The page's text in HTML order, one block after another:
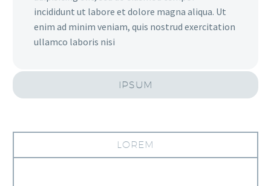
incididunt ut labore et dolore magna aliqua. Ut
enim ad minim veniam, quis nostrud exercitation
ullamco laboris nisi
IPSUM
LOREM